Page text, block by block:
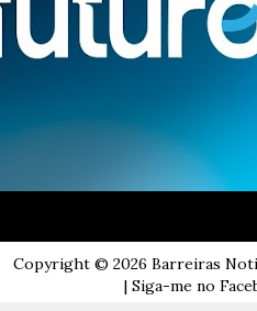
Copyright © 2026 Barreiras
| Siga-me no